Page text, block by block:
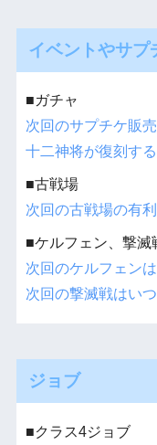
イベントやサプ
■ガチャ
次回のサプチケ販
十二神将が復刻す
■古戦場
次回の古戦場の有
■ケルフェン、撃滅
次回のケルフェン
次回の撃滅戦はいつ
ジョブ
■クラス4ジョブ